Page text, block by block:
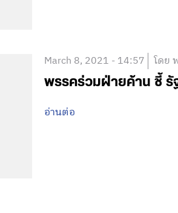
March 8, 2021 - 14:57 โดย
พรรคร่วมฝ่ายค้าน ชี้ รั
อ่านต่อ